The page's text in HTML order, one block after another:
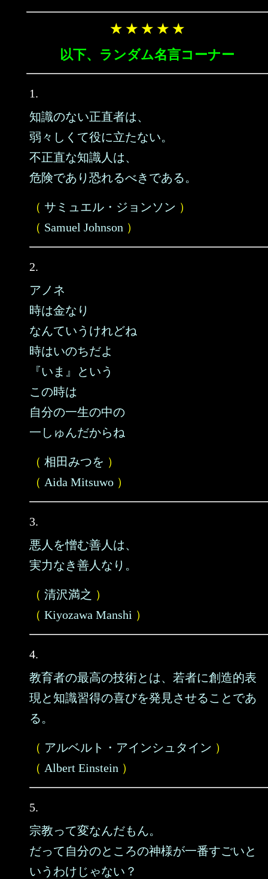
★ ★ ★ ★ ★
以下、ランダム名言コーナー
1.
知識のない正直者は、
弱々しくて役に立たない。
不正直な知識人は、
危険であり恐れるべきである。
（ サミュエル・ジョンソン ）
（ Samuel Johnson ）
2.
アノネ
時は金なり
なんていうけれどね
時はいのちだよ
『いま』という
この時は
自分の一生の中の
一しゅんだからね
（ 相田みつを ）
（ Aida Mitsuwo ）
3.
悪人を憎む善人は、
実力なき善人なり。
（ 清沢満之 ）
（ Kiyozawa Manshi ）
4.
教育者の最高の技術とは、若者に創造的表
現と知識習得の喜びを発見させることであ
る。
（ アルベルト・アインシュタイン ）
（ Albert Einstein ）
5.
宗教って変なんだもん。
だって自分のところの神様が一番すごいと
いうわけじゃない？